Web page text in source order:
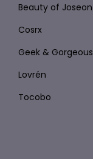
Beauty of Joseon
Cosrx
Geek & Gorgeous
Lovrén
Tocobo